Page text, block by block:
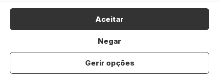
Aceitar
Negar
Gerir opções
COPYRIGHT © 2026 BM&C News. Todos os direitos